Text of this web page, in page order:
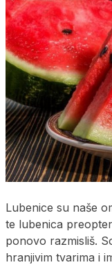
Lubenice su naše
te lubenica
ponovo razmisliš.
hranjivim tvarima i